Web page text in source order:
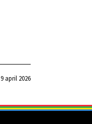
9 april 2026